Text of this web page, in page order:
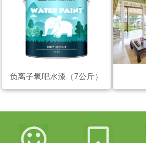
负离子氧吧水漆（7公斤）